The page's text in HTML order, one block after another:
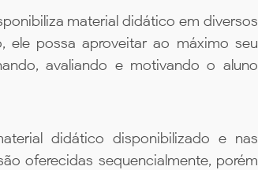
material didático em diversos
ele possa aproveitar ao máximo seu
avaliando e motivando o aluno
didático disponibilizado e nas
oferecidas sequencialmente, porém